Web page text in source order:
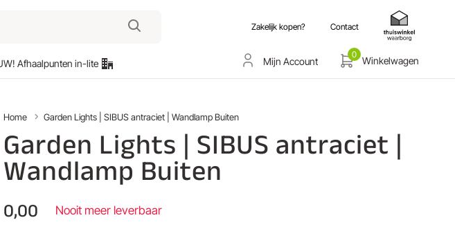
Zakelijk kopen? Contact
Afhaalpunten in-lite Mijn Account
0
Winkelwagen
Home Garden Lights | SIBUS antraciet | Wandlamp Buiten
Garden Lights | SIBUS antraciet |
Wandlamp Buiten
0,00 Nooit meer leverbaar